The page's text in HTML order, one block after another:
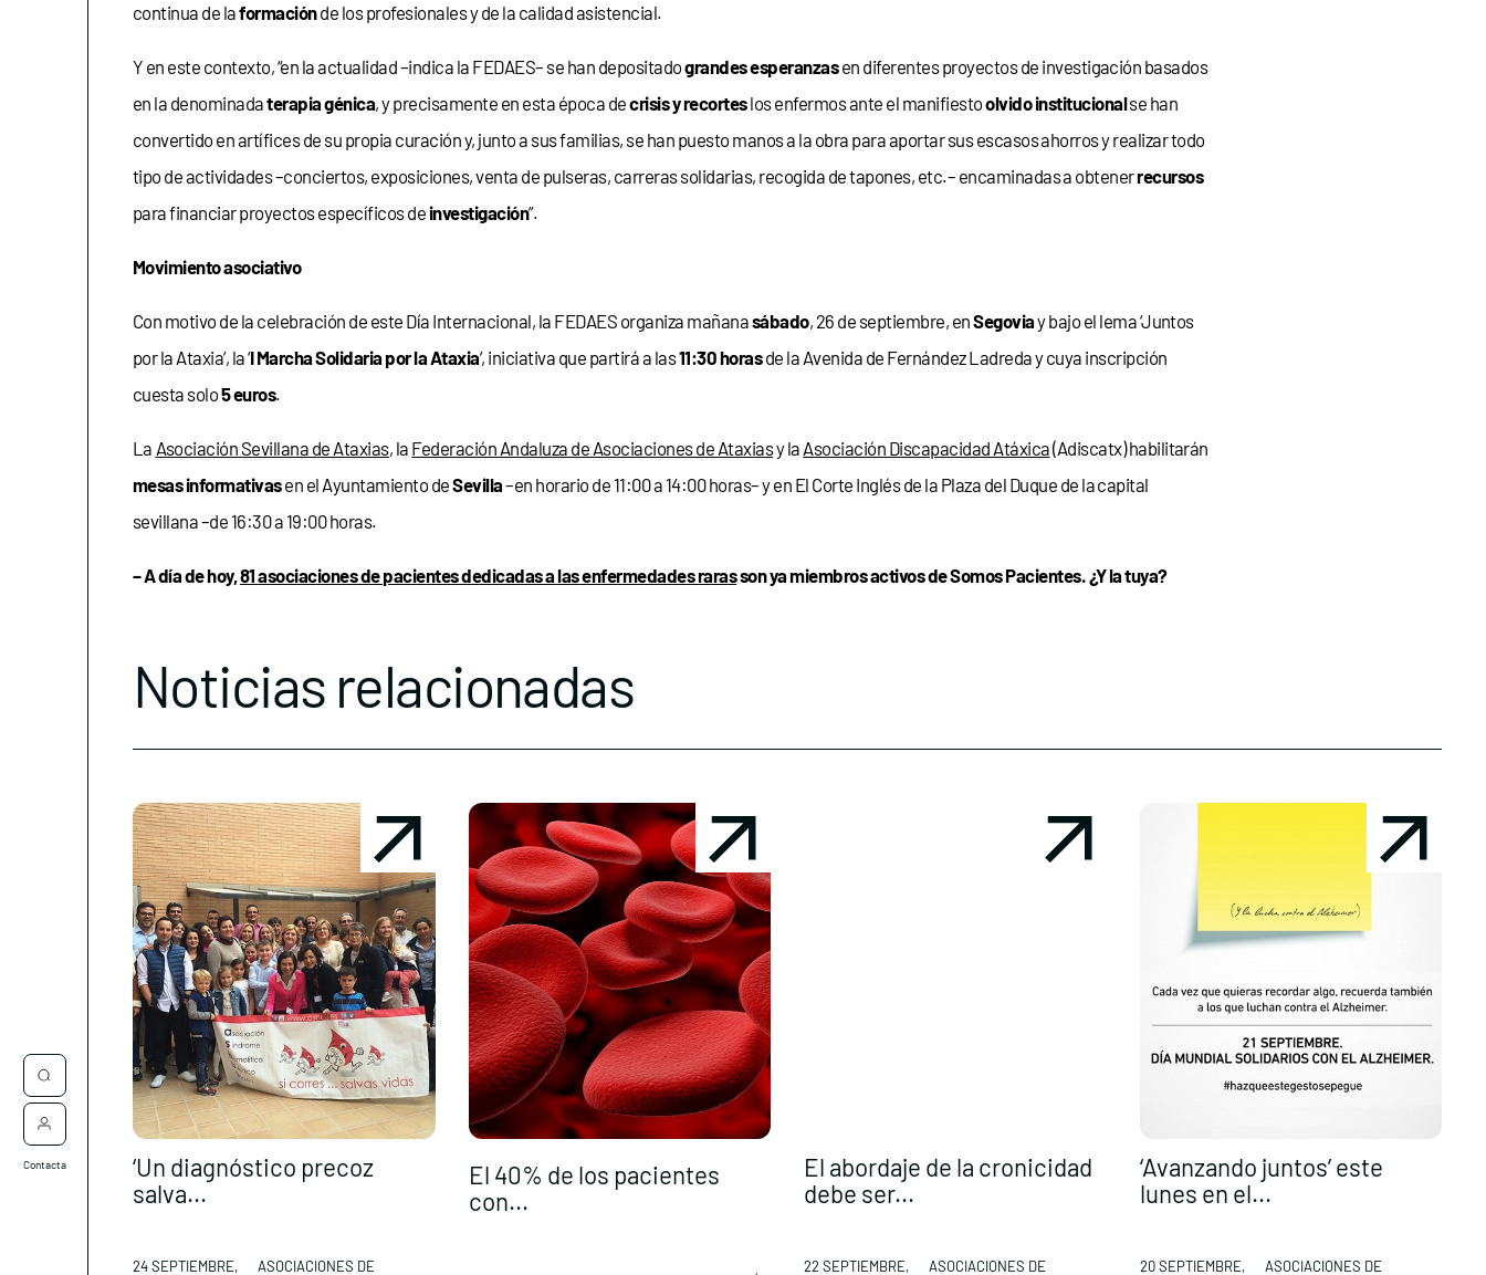
Contacta
continua de laformaciónde los profesionales y de la calidad asistencial.
Y en este contexto, “en la actualidad –indica la FEDAES– se han depositadograndes esperanzasen diferentes proyectos de investigación basados
en la denominadaterapia génica, y precisamente en esta época decrisis y recorteslos enfermos ante el manifiestoolvido institucionalse han
convertido en artífices de su propia curación y, junto a sus familias, se han puesto manos a la obra para aportar sus escasos ahorros y realizar todo
tipo de actividades –conciertos, exposiciones, venta de pulseras, carreras solidarias, recogida de tapones, etc.– encaminadas a obtenerrecursos
para financiar proyectos específicos de investigación”.
Movimiento asociativo
Con motivo de la celebración de este Día Internacional, la FEDAES organiza mañanasábado, 26 de septiembre, enSegoviay bajo el lema ‘Juntos
por la Ataxia’, la ‘I Marcha Solidaria por la Ataxia’, iniciativa que partirá a las11:30 horasde la Avenida de Fernández Ladreda y cuya inscripción
cuesta solo5 euros.
La Asociación Sevillana de Ataxias, la Federación Andaluza de Asociaciones de Ataxiasy la Asociación Discapacidad Atáxica(Adiscatx) habilitarán
mesas informativasen el Ayuntamiento deSevilla–en horario de 11:00 a 14:00 horas– y en El Corte Inglés de la Plaza del Duque de la capital
sevillana –de 16:30 a 19:00 horas.
– A día de hoy,81 asociaciones de pacientes dedicadas a las enfermedades rarasson ya miembros activos de Somos Pacientes. ¿Y la tuya?
Noticias relacionadas
‘Un diagnóstico precoz
salva...
24 SEPTIEMBRE,
ASOCIACIONES DE
El 40% de los pacientes
con...
El abordaje de la cronicidad
debe ser...
22 SEPTIEMBRE,
ASOCIACIONES DE
‘Avanzando juntos’ este
lunes en el...
20 SEPTIEMBRE,
ASOCIACIONES DE